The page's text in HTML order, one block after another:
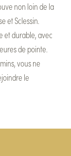
non loinde la
etSclessin.
etdurable,avec
de pointe.
vousne
le